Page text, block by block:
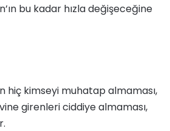
bu kadar hızla değişeceğine
hiç kimseyi muhatap almaması,
girenleri ciddiye almaması,